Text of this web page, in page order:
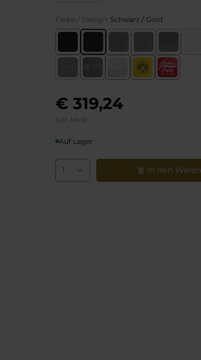
Farbe / Design: Schwarz / Gold
€ 319,24
Auf Lager
Exkl. MwSt.
In den
Konformität